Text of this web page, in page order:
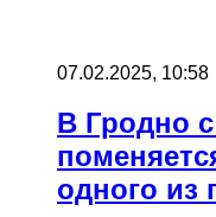
07.02.2025, 10:58
В Гродно
одного из